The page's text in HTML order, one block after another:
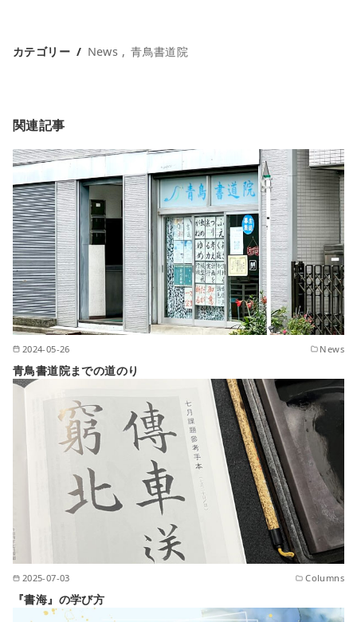
カテゴリー News 青鳥書道院
関連記事
2024-05-26 News
青鳥書道院までの道のり
2025-07-03 Columns
『書海』の学び方